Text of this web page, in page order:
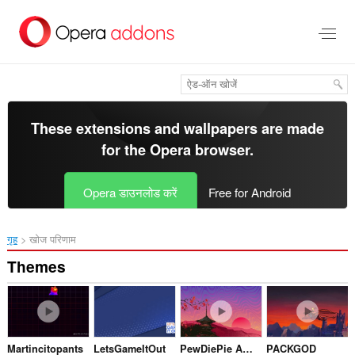
सामग्री
These extensions and wallpapers are made
for theOpera browser.
Opera डाउनलोड करें Free for Android
गृह खोज परिणाम
Themes
Martincitopants LetsGameItOut PewDiePie Animated Wallpaper Japan PACKGOD